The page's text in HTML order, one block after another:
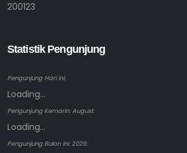
200123
Statistik Pengunjung
Pengunjung Hari ini:
Loading...
Pengunjung Kemarin: August:
Loading...
Pengunjung Bulan ini: 2026: